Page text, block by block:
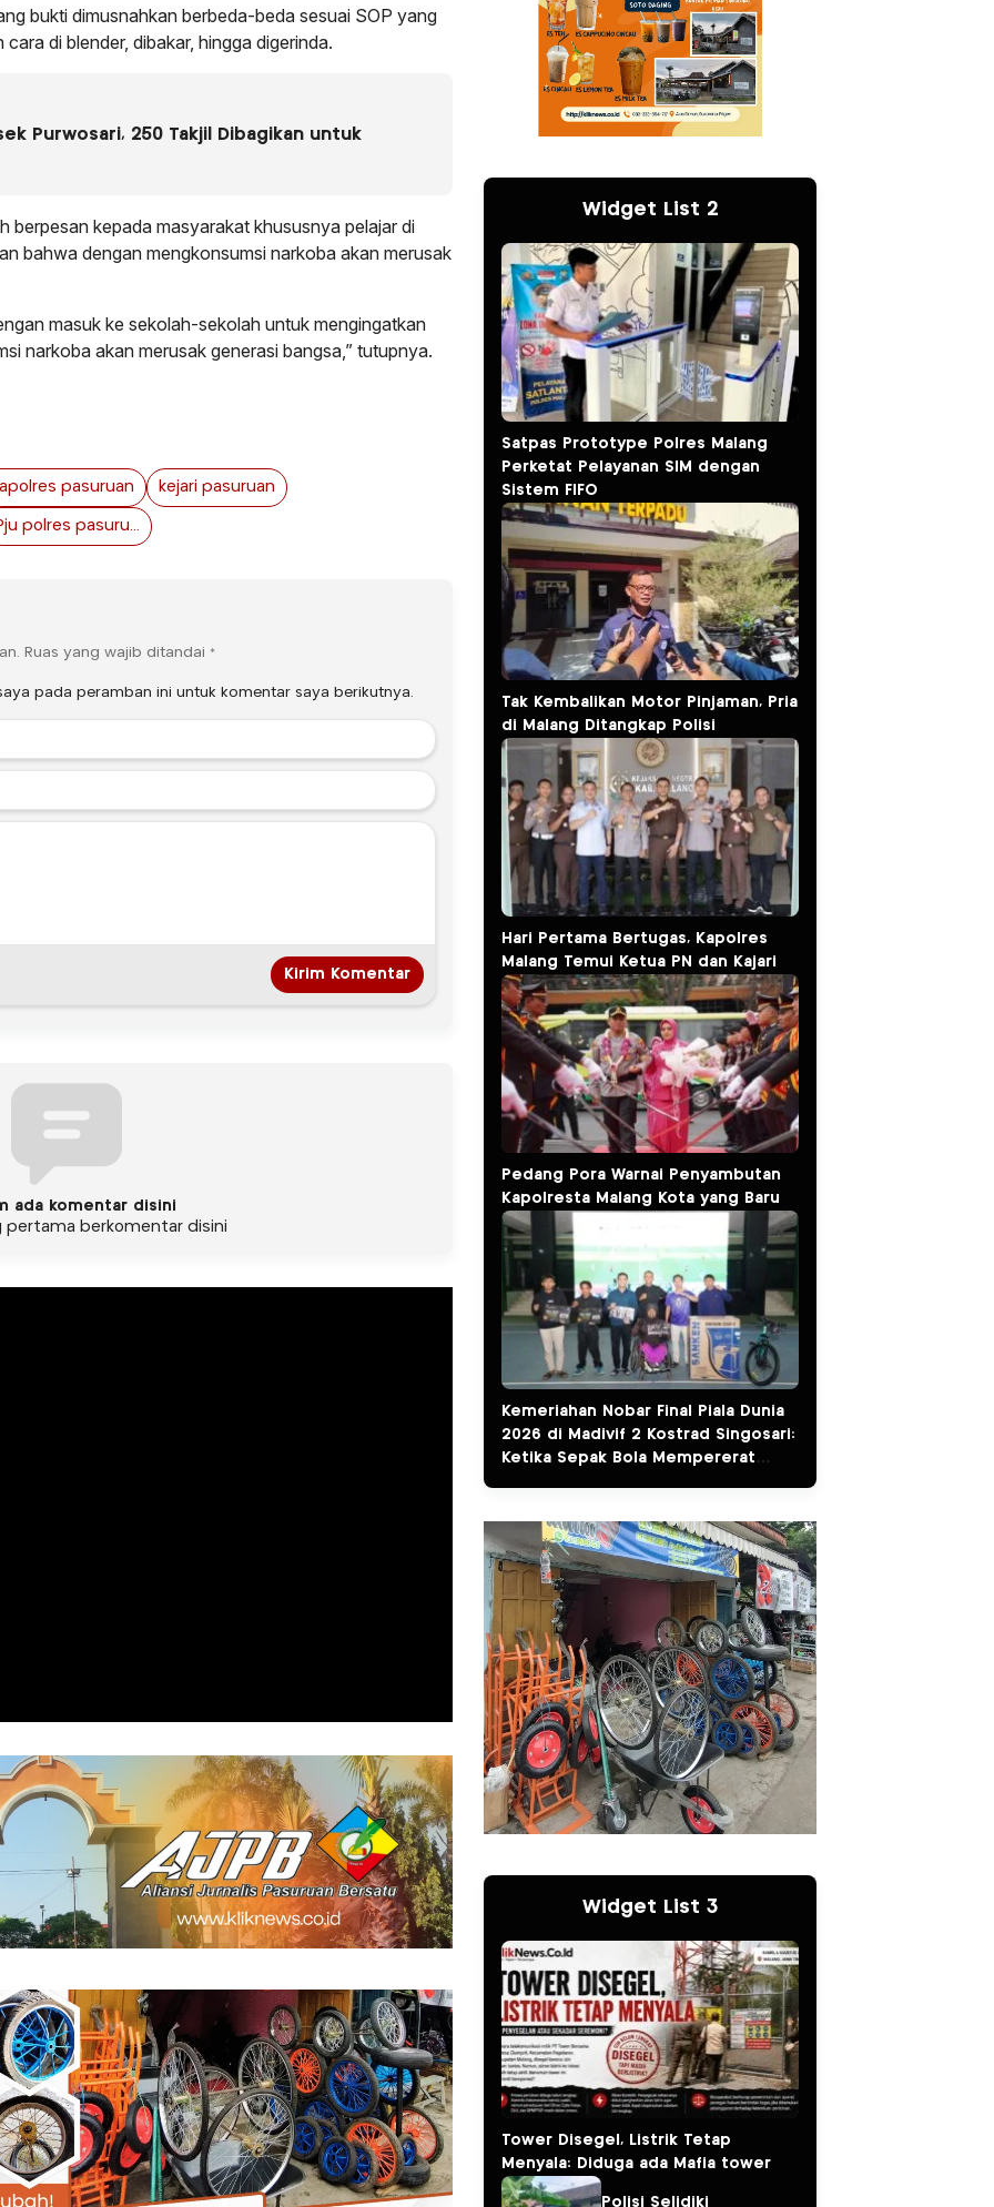
bukti dimusnahkan berbeda-beda sesuai SOP yang
di blender, dibakar, hingga digerinda.
Purwosari, 250 Takjil Dibagikan untuk
berpesan kepada masyarakat khususnya pelajar di
bahwa dengan mengkonsumsi narkoba akan merusak
masuk ke sekolah-sekolah untuk mengingatkan
narkoba akan merusak generasi bangsa,” tutupnya.
pasuruan kejari pasuruan
Pju polres pasuruan
Ruas yang wajib ditandai *
pada peramban ini untuk komentar saya berikutnya.
ada komentar disini
pertama berkomentar disini
Widget List 2
Satpas Prototype Polres Malang
Perketat Pelayanan SIM dengan
Sistem FIFO
Tak Kembalikan Motor Pinjaman, Pria
di Malang Ditangkap Polisi
Hari Pertama Bertugas, Kapolres
Malang Temui Ketua PN dan Kajari
Pedang Pora Warnai Penyambutan
Kapolresta Malang Kota yang Baru
Kemeriahan Nobar Final Piala Dunia
2026 di Madivif 2 Kostrad Singosari:
Ketika Sepak Bola Mempererat
Widget List 3
Tower Disegel, Listrik Tetap
Menyala: Diduga ada Mafia tower
Polisi Selidiki